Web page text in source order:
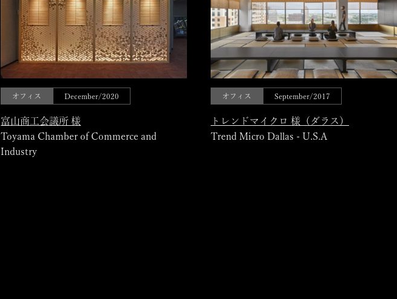
オフィス December/2020
富山商工会議所 様
Toyama Chamber of Commerce and
Industry
オフィス September/2017
トレンドマイクロ 様（ダラス）
Trend Micro Dallas - U.S.A